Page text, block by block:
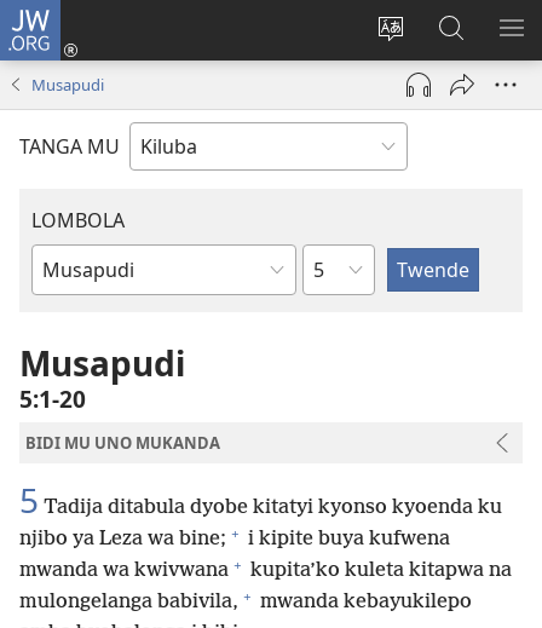
JW.ORG
Shinta
ludimi
lwa
diteba
Twela
(opens
window)
Kukimba
pa
JW.ORG
Musapudi
TANGA MU
LOMBOLA
Mukanda
mu
Bible
Shapita
Musapudi
5:1-20
BIDI MU UNO MUKANDA
5 Tadija ditabula dyobe kitatyi kyonso kyoenda ku
njibo ya Leza wa bine; + i kipite buya kufwena
mwanda wa kwivwana + kupita’ko kuleta kitapwa na
mulongelanga babivila, + mwanda kebayukilepo